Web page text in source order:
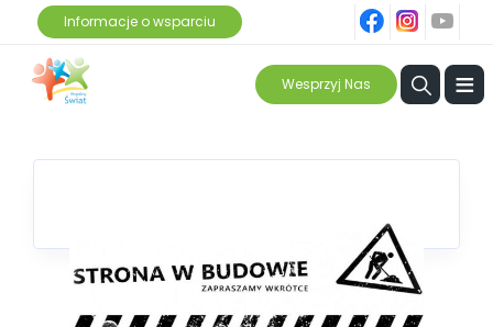
Informacje o wsparciu
ins
Wesprzyj Nas ≡